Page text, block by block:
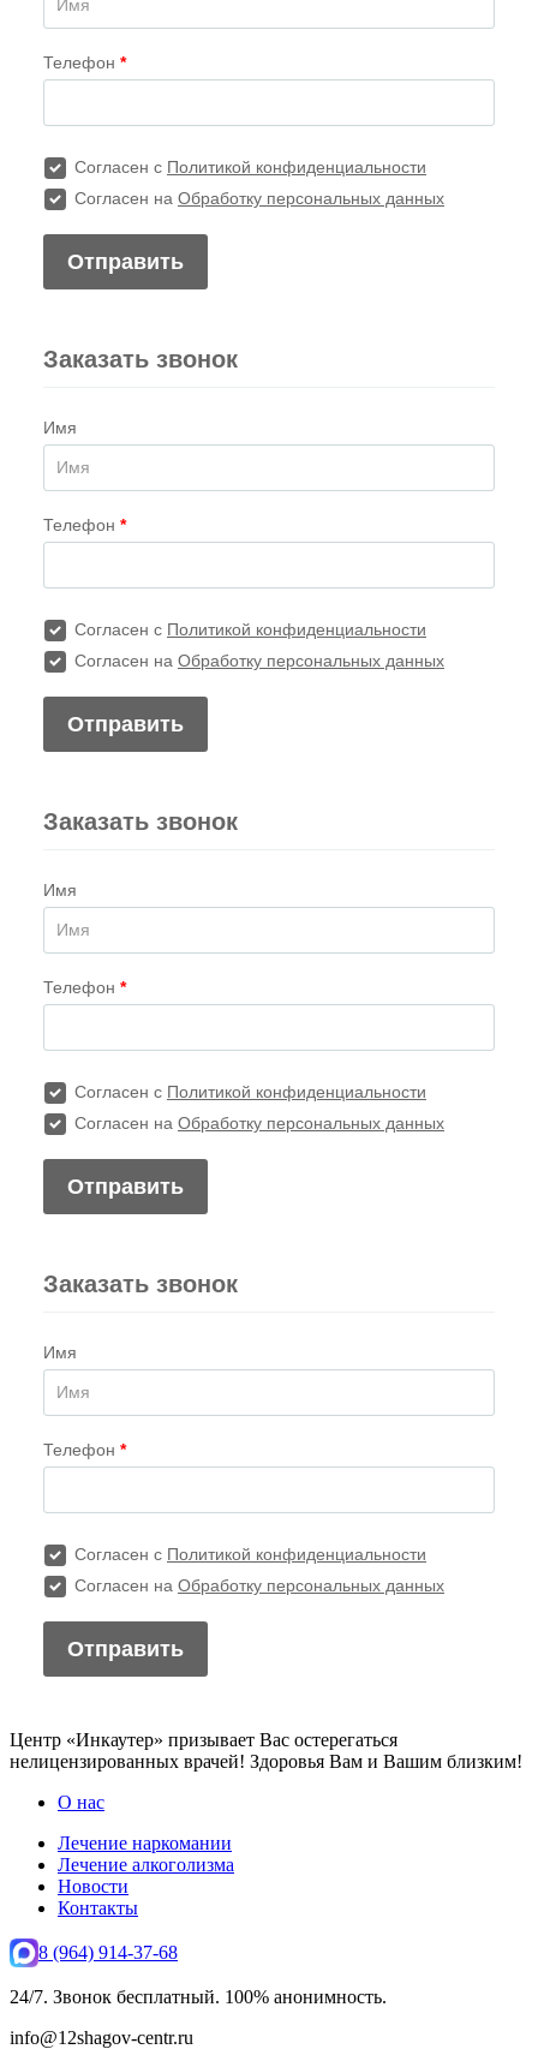
Центр «Инкаутер» призывает Вас остерегаться
нелицензированных врачей! Здоровья Вам и Вашим близким!
О нас
Лечение наркомании
Лечение алкоголизма
Новости
Контакты
8 (964) 914-37-68
24/7. Звонок бесплатный. 100% анонимность.
info@12shagov-centr.ru